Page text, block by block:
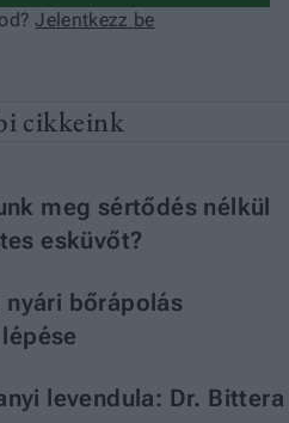
cikkeink
meg sértődés nélkül
esküvőt?
nyári bőrápolás
levendula: Dr. Bittera